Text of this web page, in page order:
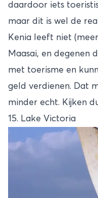
daardoor iets
maar dit is wel de
Kenia leeft niet
Maasai, en degenen
met toerisme en
geld verdienen. Dat
minder echt. Kijken
15. Lake Victoria